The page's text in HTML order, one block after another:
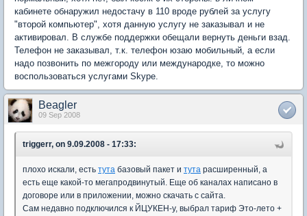
кабинете обнаружил недостачу в 110 вроде рублей за услугу
"второй компьютер", хотя данную услугу не заказывал и не
активировал. В службе поддержки обещали вернуть деньги взад.
Телефон не заказывал, т.к. телефон юзаю мобильный, а если
надо позвонить по межгороду или международке, то можно
воспользоваться услугами Skype.
Beagler
09 Sep 2008
triggerr, on 9.09.2008 - 17:33:
плохо искали, есть тута базовый пакет и тута расширенный, а
есть еще какой-то мегапродвинутый. Еще об каналах написано в
договоре или в приложении, можно скачать с сайта.
Сам недавно подключился к ЙЦУКЕН-у, выбрал тариф Это-лето +